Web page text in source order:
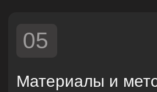
в одинаковых условиях: на одном
фоне, при одинаковом освещении,
самооценка: участники оценивали
состояние своей кожи